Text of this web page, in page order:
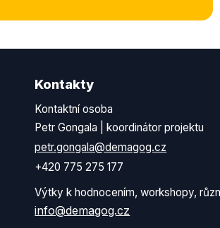
Kontakty
Kontaktní osoba
Petr Gongala | koordinátor projektu
petr.gongala@demagog.cz
+420 775 275 177
Výtky k hodnocením, workshopy,
info@demagog.cz